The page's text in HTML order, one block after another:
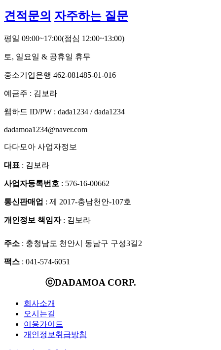
견적문의 자주하는 질문
평일 09:00~17:00(점심 12:00~13:00)
토, 일요일 & 공휴일 휴무
중소기업은행 462-081485-01-016
예금주 : 김보라
웹하드 ID/PW : dada1234 / dada1234
dadamoa1234@naver.com
다다모아 사업자정보
대표 : 김보라
사업자등록번호 : 576-16-00662
통신판매업 : 제 2017-충남천안-107호
개인정보 책임자: 김보라
주소 : 충청남도 천안시 동남구 구성3길2
팩스 : 041-574-6051
ⓒDADAMOA CORP.
회사소개
오시는길
이용가이드
개인정보취급방침